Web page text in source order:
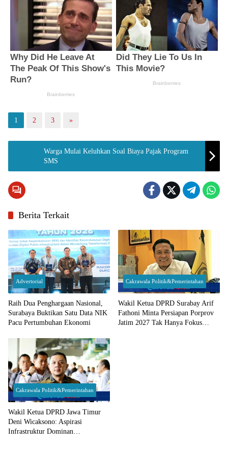
1 2 3 »
Warga Mulai Keluhkan Soal Biaya Pajak Program
SMS
Berita Terkait
Advertorial
Raih Dua Penghargaan Nasional,
Surabaya Buktikan Satu Data NIK
Pacu Pertumbuhan Ekonomi
Cakrawala Politik&Pemerintahan
Wakil Ketua DPRD Surabay Arif
Fathoni Minta Persiapan Porprov
Jatim 2027 Tak Hanya Fokus
Cakrawala Politik&Pemerintahan
Wakil Ketua DPRD Jawa Timur
Deni Wicaksono: Aspirasi
Infrastruktur Dominan